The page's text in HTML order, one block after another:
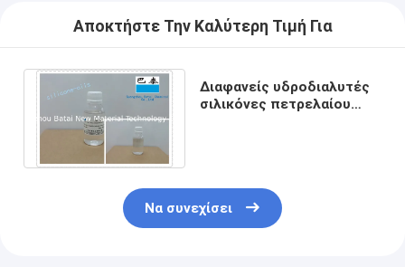
Αποκτήστε Την Καλύτερη Τιμή Για
Διαφανείς υδροδιαλυτές
σιλικόνες πετρελαίου
Να συνεχίσει